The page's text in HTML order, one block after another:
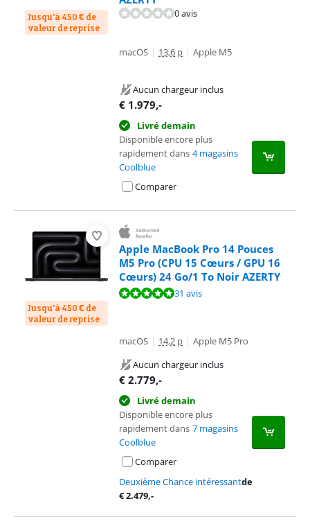
Jusqu'à 450 € de
valeur de reprise
0 avis
macOS | 13,6 p | Apple M5
Aucun chargeur inclus
€ 1.979,-
Livré demain
Disponible encore plus
rapidement dans 4 magasins
Coolblue
Comparer
Jusqu'à 450 € de
valeur de reprise
Apple MacBook Pro 14 Pouces
M5 Pro (CPU 15 Cœurs / GPU 16
Cœurs) 24 Go/1 To Noir AZERTY
La note est de 9,6 sur 10, basée sur 31 avis.31 avis
macOS | 14,2 p | Apple M5 Pro
Aucun chargeur inclus
€ 2.779,-
Livré demain
Disponible encore plus
rapidement dans 7 magasins
Coolblue
Comparer
Deuxième Chance intéressantde
€2.479,-